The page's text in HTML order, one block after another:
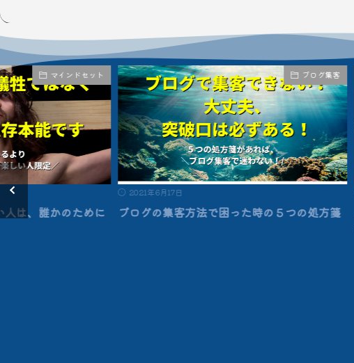
マインドセット
は、誰かのために
ブログ集客
2021年6月17日
ブログの集客方法で困った時の５つの処方箋